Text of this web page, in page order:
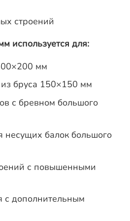
строений
используется для:
мм
бруса 150×150 мм
с бревном большого
несущих балок большого
с повышенными
с дополнительным